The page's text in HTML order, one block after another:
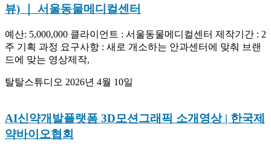
뷰) ｜ 서울동물메디컬센터
예산: 5,000,000 클라이언트 : 서울동물메디컬센터 제작기간 : 2
주 기획 과정 요구사항 : 새로 개소하는 안과센터에 맞춰 브랜
드에 맞는 영상제작,
탈탈스튜디오 2026년 4월 10일
AI신약개발플랫폼 3D모션그래픽 소개영상 | 한국제
약바이오협회